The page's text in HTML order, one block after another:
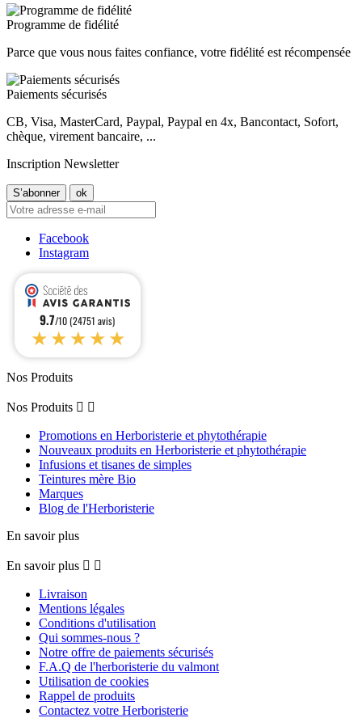
Programme de fidélité
Parce que vous nous faites confiance, votre fidélité est récompensée
Paiements sécurisés
CB, Visa, MasterCard, Paypal, Paypal en 4x, Bancontact, Sofort,
chèque, virement bancaire, ...
Inscription Newsletter
Facebook
Instagram
9.7/10 (24751 avis)
★★★★★
Nos Produits
Nos Produits  
Promotions en Herboristerie et phytothérapie
Nouveaux produits en Herboristerie et phytothérapie
Infusions et tisanes de simples
Teintures mère Bio
Marques
Blog de l'Herboristerie
En savoir plus
En savoir plus  
Livraison
Mentions légales
Conditions d'utilisation
Qui sommes-nous ?
Notre offre de paiements sécurisés
F.A.Q de l'herboristerie du valmont
Utilisation de cookies
Rappel de produits
Contactez votre Herboristerie